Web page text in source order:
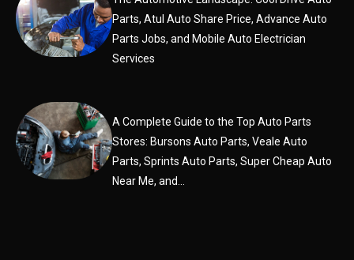
Parts, Atul Auto Share Price, Advance Auto
Parts Jobs, and Mobile Auto Electrician
Services
A Complete Guide to the Top Auto Parts
Stores: Bursons Auto Parts, Veale Auto
Parts, Sprints Auto Parts, Super Cheap Auto
Near Me, and...